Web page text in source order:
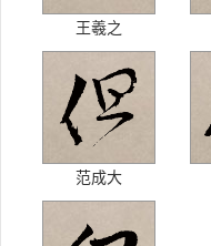
王羲之
范成大